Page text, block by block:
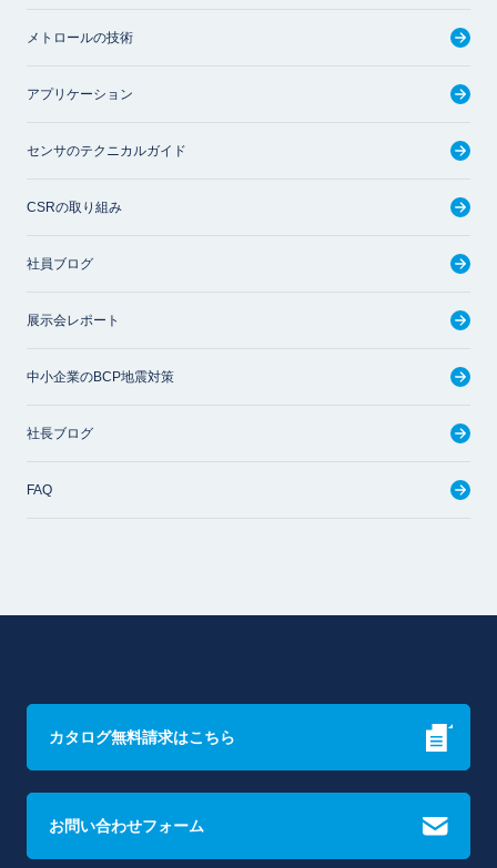
メトロールの技術
アプリケーション
センサのテクニカルガイド
CSRの取り組み
社員ブログ
展示会レポート
中小企業のBCP地震対策
社長ブログ
FAQ
カタログ無料請求はこちら
お問い合わせフォーム